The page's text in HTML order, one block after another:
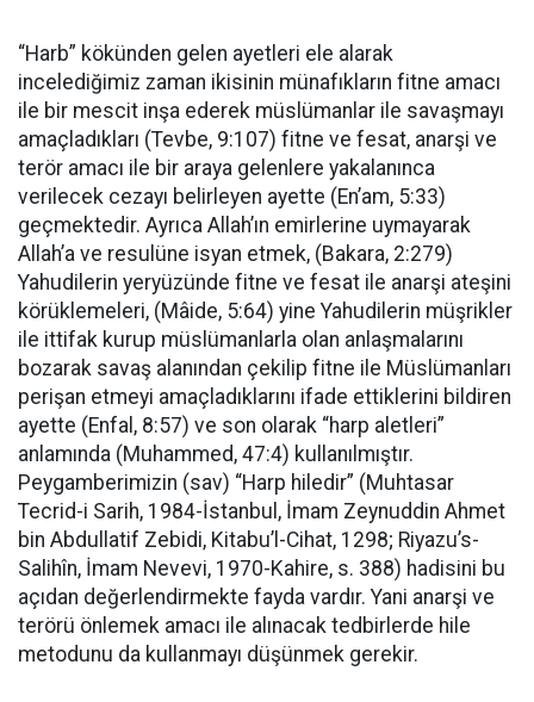
“Harb” kökünden gelen ayetleri ele alarak
incelediğimiz zaman ikisinin münafıkların fitne amacı
ile bir mescit inşa ederek müslümanlar ile savaşmayı
amaçladıkları (Tevbe, 9:107) fitne ve fesat, anarşi ve
terör amacı ile bir araya gelenlere yakalanınca
verilecek cezayı belirleyen ayette (En’am, 5:33)
geçmektedir. Ayrıca Allah’ın emirlerine uymayarak
Allah’a ve resulüne isyan etmek, (Bakara, 2:279)
Yahudilerin yeryüzünde fitne ve fesat ile anarşi ateşini
körüklemeleri, (Mâide, 5:64) yine Yahudilerin müşrikler
ile ittifak kurup müslümanlarla olan anlaşmalarını
bozarak savaş alanından çekilip fitne ile Müslümanları
perişan etmeyi amaçladıklarını ifade ettiklerini bildiren
ayette (Enfal, 8:57) ve son olarak “harp aletleri”
anlamında (Muhammed, 47:4) kullanılmıştır.
Peygamberimizin (sav) “Harp hiledir” (Muhtasar
Tecrid-i Sarih, 1984-İstanbul, İmam Zeynuddin Ahmet
bin Abdullatif Zebidi, Kitabu’l-Cihat, 1298; Riyazu’s-
Salihîn, İmam Nevevi, 1970-Kahire, s. 388) hadisini bu
açıdan değerlendirmekte fayda vardır. Yani anarşi ve
terörü önlemek amacı ile alınacak tedbirlerde hile
metodunu da kullanmayı düşünmek gerekir.